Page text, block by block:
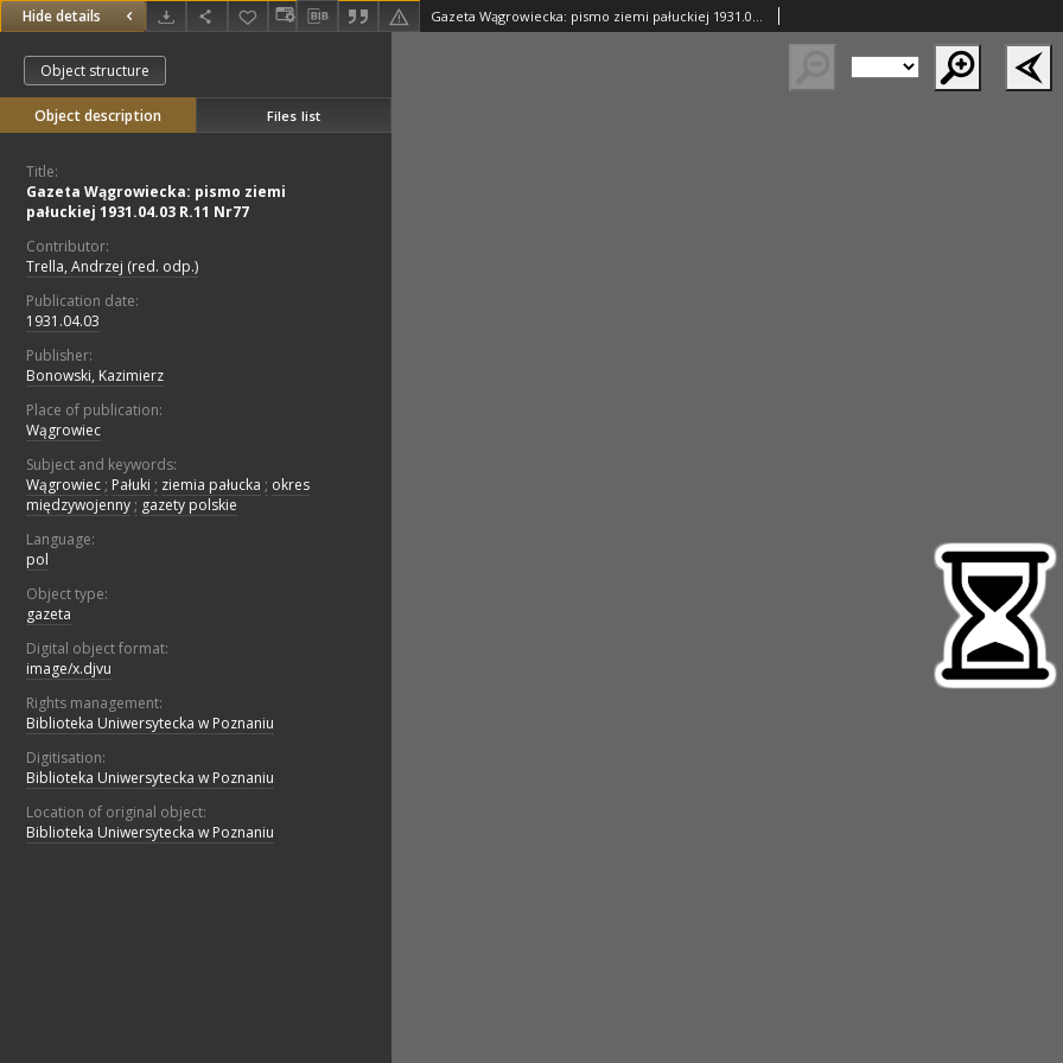
Hide details Gazeta Wągrowiecka: pismo ziemi pałuckiej 1931.04.03 R.11 Nr77
Object structure
Object description Files list
Title:
Gazeta Wągrowiecka: pismo ziemi
pałuckiej 1931.04.03 R.11 Nr77
Contributor:
Trella, Andrzej (red. odp.)
Publication date:
1931.04.03
Publisher:
Bonowski, Kazimierz
Place of publication:
Wągrowiec
Subject and keywords:
Wągrowiec ; Pałuki ; ziemia pałucka ; okres
międzywojenny ; gazety polskie
Language:
pol
Object type:
gazeta
Digital object format:
image/x.djvu
Rights management:
Biblioteka Uniwersytecka w Poznaniu
Digitisation:
Biblioteka Uniwersytecka w Poznaniu
Location of original object:
Biblioteka Uniwersytecka w Poznaniu